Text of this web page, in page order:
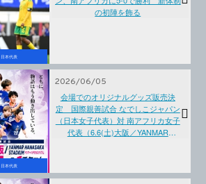
日本代表
の初陣を飾る
日本代表
2026/06/05
会場でのオリジナルグッズ販売決
定 国際親善試合 なでしこジャパン
（日本女子代表）対 南アフリカ女子
代表（6.6(土)大阪／YANMAR